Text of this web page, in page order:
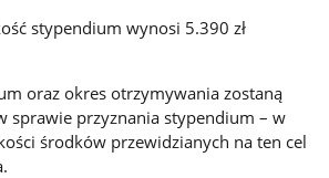
stypendium wynosi 5.390 zł
oraz okres otrzymywania zostaną
sprawie przyznania stypendium – w
środków przewidzianych na ten cel